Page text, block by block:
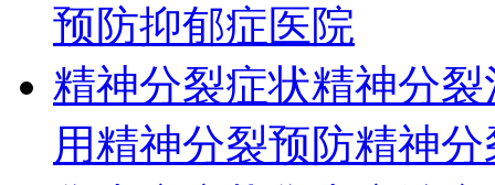
预防抑郁症医院
精神分裂症状精神分裂
用精神分裂预防精神